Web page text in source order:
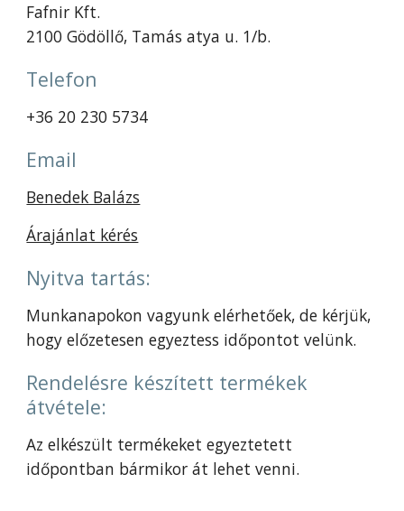
Fafnir Kft.
2100 Gödöllő, Tamás atya u. 1/b.
Telefon
+36 20 230 5734
Email
Benedek Balázs
Árajánlat kérés
Nyitva tartás:
Munkanapokon vagyunk elérhetőek, de kérjük,
hogy előzetesen egyeztess időpontot velünk.
Rendelésre készített termékek
átvétele:
Az elkészült termékeket egyeztetett
időpontban bármikor át lehet venni.